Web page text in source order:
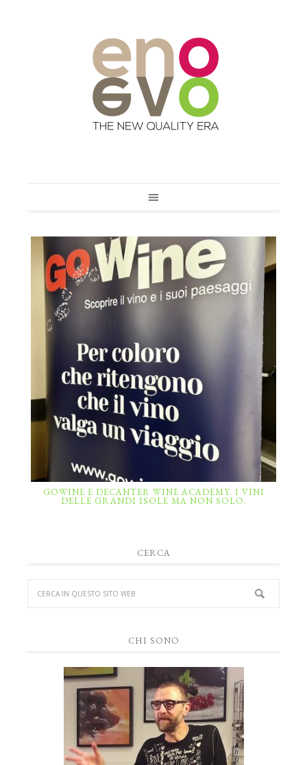
GOWINE E DECANTER WINE ACADEMY. I VINI
DELLE GRANDI ISOLE MA NON SOLO.
CERCA
CHI SONO